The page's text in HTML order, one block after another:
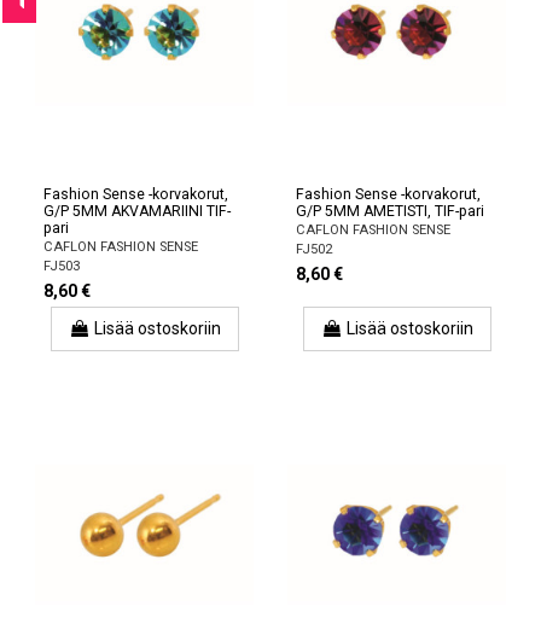
Fashion Sense -korvakorut,
G/P 5MM AKVAMARIINI TIF-
pari
CAFLON FASHION SENSE
FJ503
8,60 €
Lisää ostoskoriin
Fashion Sense -korvakorut,
G/P 5MM AMETISTI, TIF-pari
CAFLON FASHION SENSE
FJ502
8,60 €
Lisää ostoskoriin